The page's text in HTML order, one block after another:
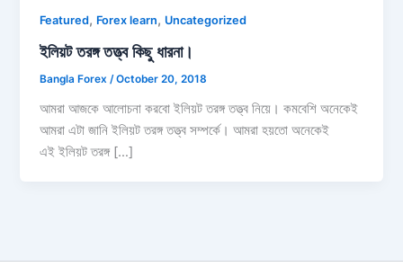
Featured, Forex learn, Uncategorized
ইলিয়ট তরঙ্গ তত্ত্ব কিছু ধারনা।
Bangla Forex /October 20, 2018
আমরা আজকে আলোচনা করবো ইলিয়ট তরঙ্গ তত্ত্ব নিয়ে। কমবেশি অনেকেই
আমরা এটা জানি ইলিয়ট তরঙ্গ তত্ত্ব সম্পর্কে। আমরা হয়তো অনেকেই
এই ইলিয়ট তরঙ্গ […]